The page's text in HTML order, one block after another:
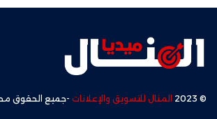
© 2023 المنال للتسويق والإعلانات -جميع الحقوق